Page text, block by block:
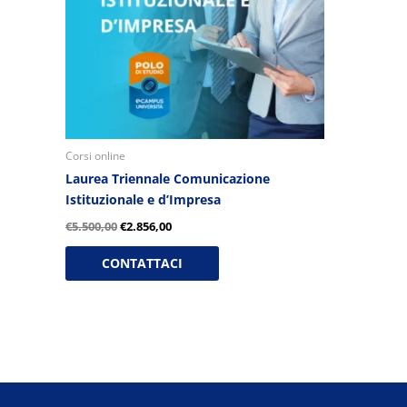
Corsi online
Laurea Triennale Comunicazione
Istituzionale e d’Impresa
€5.500,00€2.856,00
CONTATTACI